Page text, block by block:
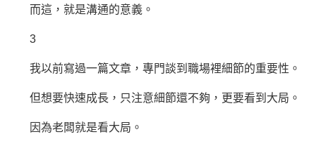
而這，就是溝通的意義。
3
我以前寫過一篇文章，專門談到職場裡細節的重要性。
但想要快速成長，只注意細節還不夠，更要看到大局。
因為老闆就是看大局。